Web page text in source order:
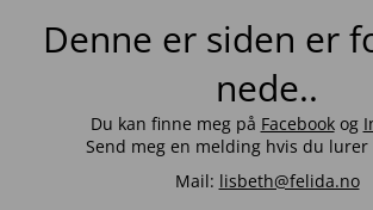
Denne er siden er
nede..
Du kan finne meg på Facebookog
Send meg en melding hvis du lurer
Mail: lisbeth@felida.no